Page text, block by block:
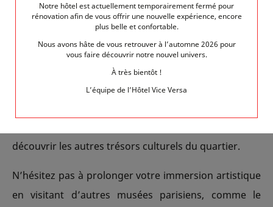
Paris, l’hôtel Vice-Versa vous permet de rejoindre
facilement le Musée du Quai Branly. Après cette
escapade culturelle, revenez vous détendre dans
l’atmosphère unique et décalée de l’hôtel, où chaque
étage vous plonge dans un univers thématique
découvrir les autres trésors culturels du quartier.
N’hésitez pas à prolonger votre immersion artistique
en visitant d’autres musées parisiens, comme le
Notre hôtel est actuellement temporairement fermé pour
rénovation afin de vous offrir une nouvelle expérience, encore
plus belle et confortable.
Nous avons hâte de vous retrouver à l’automne 2026 pour
vous faire découvrir notre nouvel univers.
À très bientôt !
L’équipe de l’Hôtel Vice Versa